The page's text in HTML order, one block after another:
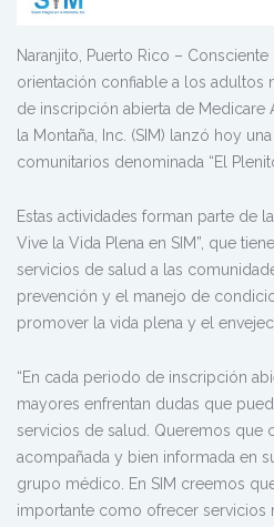
Naranjito, Puerto Rico –
orientación confiable a los adultos
de inscripción abierta de Medicare
la Montaña, Inc. (SIM) lanzó hoy
comunitarios denominada “El
Estas actividades forman parte de
Vive la Vida Plena en SIM”, que
servicios de salud a las
prevención y el manejo de
promover la vida plena y el
“En cada periodo de inscripción
mayores enfrentan dudas que
servicios de salud. Queremos que
acompañada y bien informada en
grupo médico. En SIM creemos
importante como ofrecer servicios